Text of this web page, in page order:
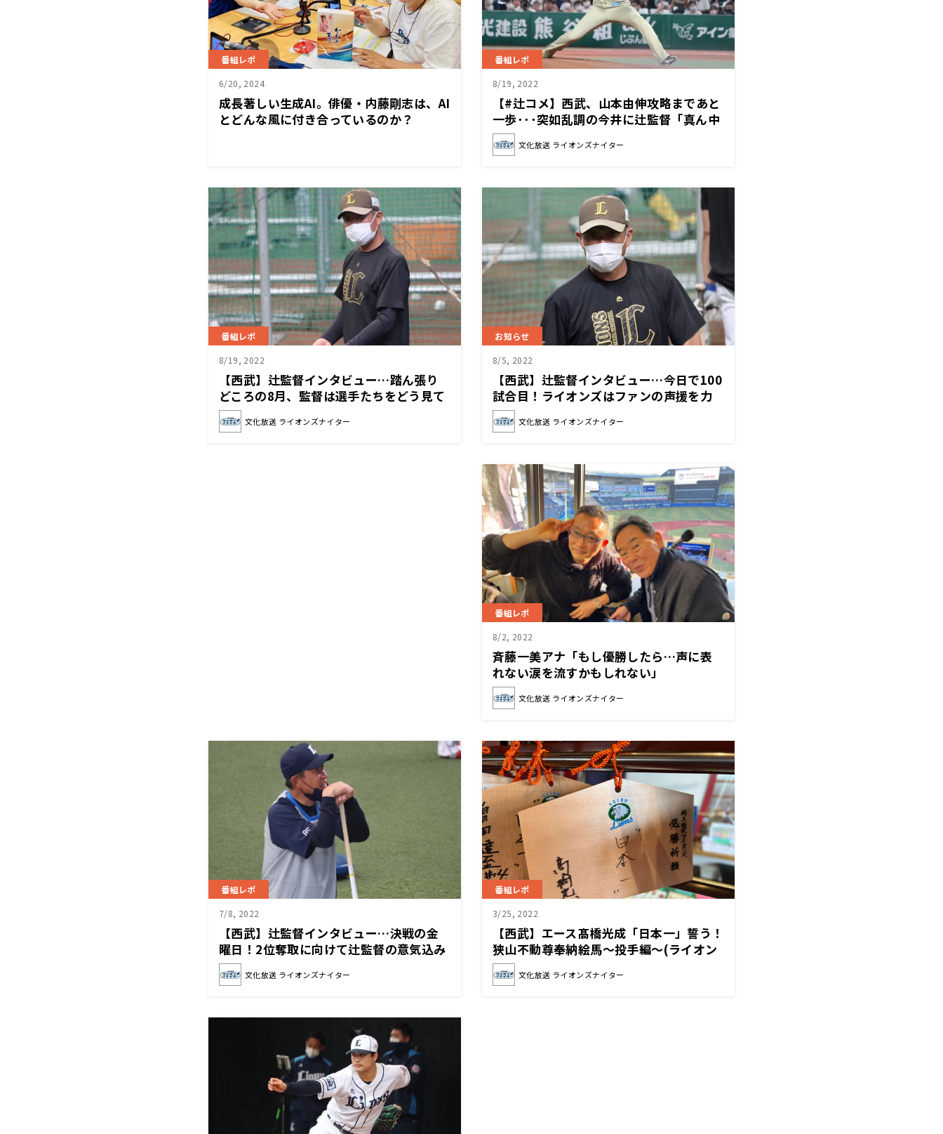
番組レポ
6/20, 2024
成長著しい生成AI。俳優・内藤剛志は、AI
とどんな風に付き合っているのか？
番組レポ
8/19, 2022
【#辻コメ】西武、山本由伸攻略まであと
一歩･･･突如乱調の今井に辻監督「真ん中
を狙って打ってみろと」
文化放送 ライオンズナイター
番組レポ
8/19, 2022
【西武】辻監督インタビュー…踏ん張り
どころの8月、監督は選手たちをどう見て
いるのか？
文化放送 ライオンズナイター
お知らせ
8/5, 2022
【西武】辻監督インタビュー…今日で100
試合目！ライオンズはファンの声援を力
に、首位街道を突き進む！
文化放送 ライオンズナイター
番組レポ
8/2, 2022
斉藤一美アナ「もし優勝したら…声に表
れない涙を流すかもしれない」
文化放送 ライオンズナイター
番組レポ
7/8, 2022
【西武】辻監督インタビュー…決戦の金
曜日！2位奪取に向けて辻監督の意気込み
は？
文化放送 ライオンズナイター
番組レポ
3/25, 2022
【西武】エース髙橋光成「日本一」誓う！
狭山不動尊奉納絵馬～投手編～(ライオン
ズナイター)
文化放送 ライオンズナイター